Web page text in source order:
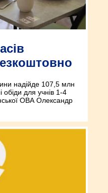
надійде 107,5 млн
для учнів 1-4
ОВА Олександр